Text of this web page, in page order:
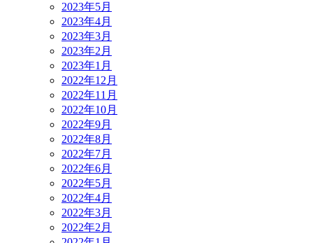
2023年5月
2023年4月
2023年3月
2023年2月
2023年1月
2022年12月
2022年11月
2022年10月
2022年9月
2022年8月
2022年7月
2022年6月
2022年5月
2022年4月
2022年3月
2022年2月